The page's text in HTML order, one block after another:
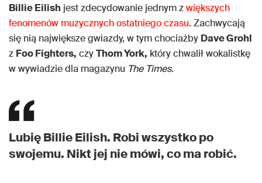
Billie Eilish jest zdecydowanie jednym zwiększych
fenomenów muzycznych ostatniego czasu. Zachwycają
się nią największe gwiazdy, w tym chociażby Dave Grohl
z Foo Fighters, czyThom York, który chwalił wokalistkę
w wywiadzie dla magazynu The Times.
LubięBillie Eilish. Robi wszystko po
swojemu. Nikt jej nie mówi, co ma robić.